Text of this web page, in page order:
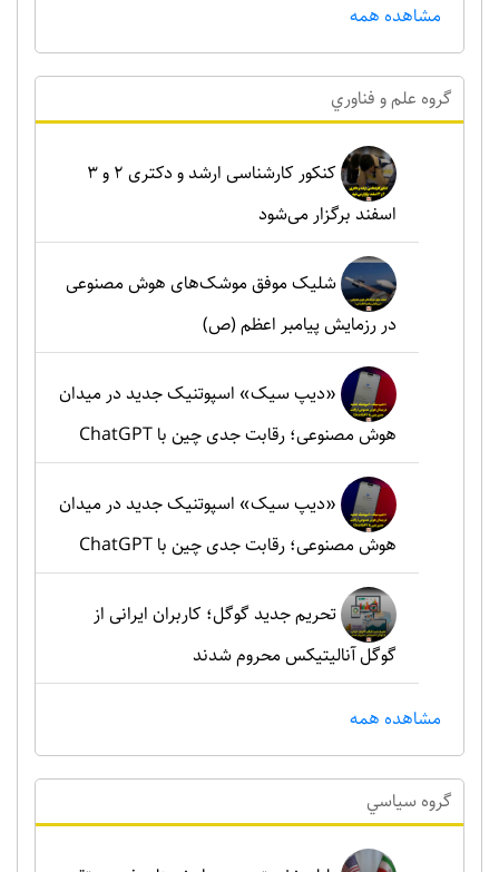
مشاهده همه
گروه علم و فناوري
کنکور کارشناسی ارشد و دکتری ۲ و ۳
اسفند برگزار می‌شود
شلیک موفق موشک‌های هوش مصنوعی
در رزمایش پیامبر اعظم (ص)
«دیپ سیک» اسپوتنیک جدید در میدان
هوش مصنوعی؛ رقابت جدی چین با ChatGPT
«دیپ سیک» اسپوتنیک جدید در میدان
هوش مصنوعی؛ رقابت جدی چین با ChatGPT
تحریم جدید گوگل؛ کاربران ایرانی از
گوگل آنالیتیکس محروم شدند
مشاهده همه
گروه سياسي